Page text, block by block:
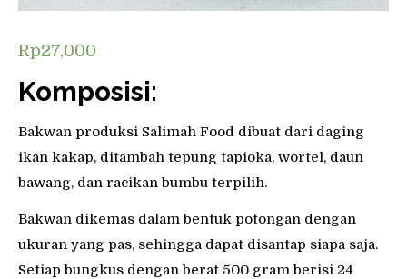
Rp27,000
Komposisi:
Bakwan produksi Salimah Food dibuat dari daging
ikan kakap, ditambah tepung tapioka, wortel, daun
bawang, dan racikan bumbu terpilih.
Bakwan dikemas dalam bentuk potongan dengan
ukuran yang pas, sehingga dapat disantap siapa saja.
Setiap bungkus dengan berat 500 gram berisi 24